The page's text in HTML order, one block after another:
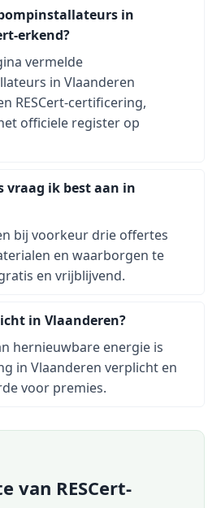
in
erkend?
vermelde
in Vlaanderen
RESCert-certificering,
officiele register op
vraag ik best aan in
bij voorkeur drie offertes
en waarborgen te
en vrijblijvend.
in Vlaanderen?
hernieuwbare energie is
in Vlaanderen verplicht en
voor premies.
van RESCert-